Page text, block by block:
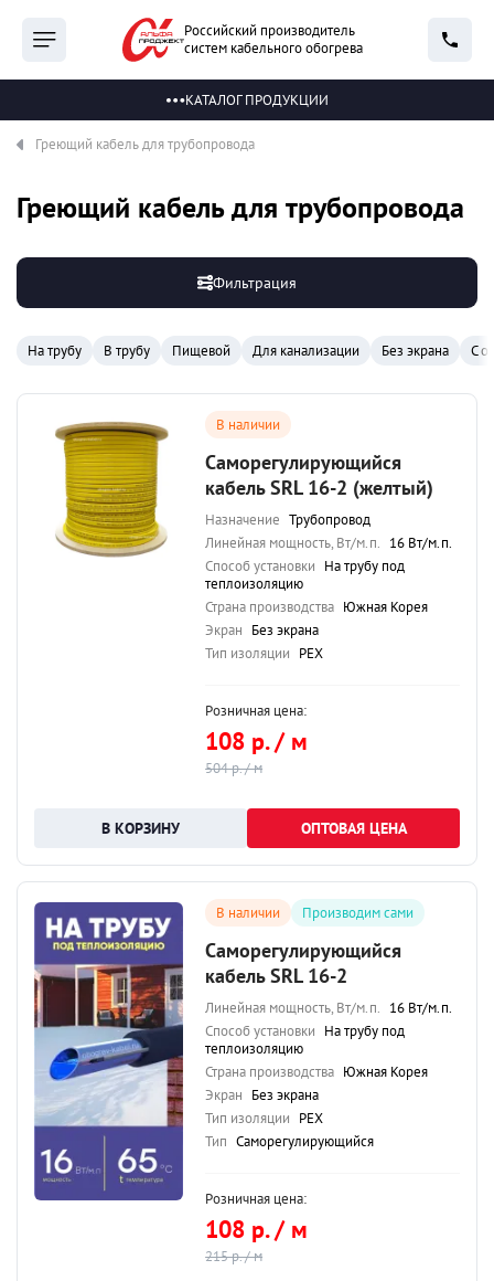
Российский производитель
систем кабельного обогрева
КАТАЛОГ ПРОДУКЦИИ
Греющий кабель для трубопровода
Греющий кабель для трубопровода
Фильтрация
На трубу В трубу Пищевой Для канализации Без экрана С
В наличии
Саморегулирующийся
кабель SRL 16-2 (желтый)
Назначение Трубопровод
Линейная мощность, Вт/м.п. 16 Вт/м.п.
Способ установки На трубу под
теплоизоляцию
Страна производства Южная Корея
Экран Без экрана
Тип изоляции PEX
Розничная цена:
108 р. / м
504 р. / м
ОПТОВАЯ ЦЕНА
В наличии Производим сами
Саморегулирующийся
кабель SRL 16-2
Линейная мощность, Вт/м.п. 16 Вт/м.п.
Способ установки На трубу под
теплоизоляцию
Страна производства Южная Корея
Экран Без экрана
Тип изоляции PEX
Тип Саморегулирующийся
Розничная цена:
108 р. / м
215 р. / м